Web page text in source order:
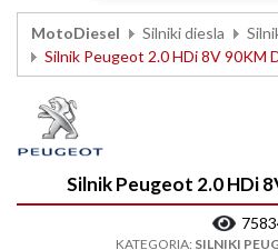
MotoDiesel Silniki diesla
Silnik Peugeot 2.0 HDi 8V 90KM
Silnik Peugeot 2.0 HDi
KATEGORIA: SILNIKI